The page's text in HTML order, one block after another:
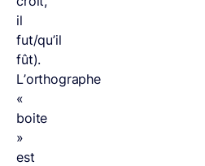
il
fut/qu’il
fût).
L’orthographe
«
boite
»
est